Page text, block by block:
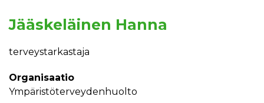
Jääskeläinen Hanna
terveystarkastaja
Organisaatio
Ympäristöterveydenhuolto